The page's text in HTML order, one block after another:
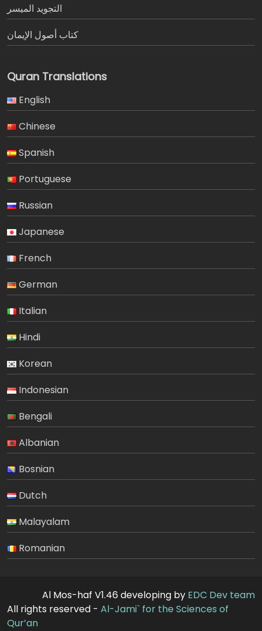
التجويد الميسر
كتاب أصول الإيمان
Quran Translations
English
Chinese
Spanish
Portuguese
Russian
Japanese
French
German
Italian
Hindi
Korean
Indonesian
Bengali
Albanian
Bosnian
Dutch
Malayalam
Romanian
Al Mos-haf V1.46 developing by EDC Dev team
All rights reserved - Al-Jami` for the Sciences of
Qur’an